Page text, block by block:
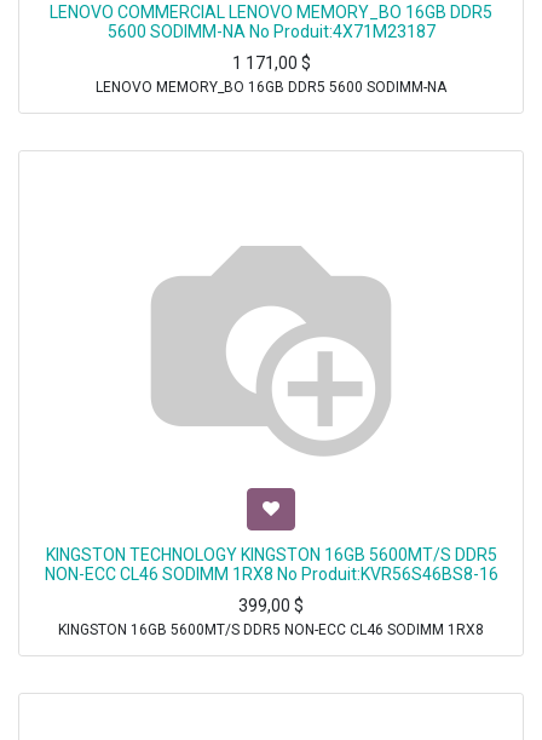
LENOVO COMMERCIAL LENOVO MEMORY_BO 16GB DDR5
5600 SODIMM-NA No Produit:4X71M23187
1 171,00 $
LENOVO MEMORY_BO 16GB DDR5 5600 SODIMM-NA
KINGSTON TECHNOLOGY KINGSTON 16GB 5600MT/S DDR5
NON-ECC CL46 SODIMM 1RX8 No Produit:KVR56S46BS8-16
399,00 $
KINGSTON 16GB 5600MT/S DDR5 NON-ECC CL46 SODIMM 1RX8